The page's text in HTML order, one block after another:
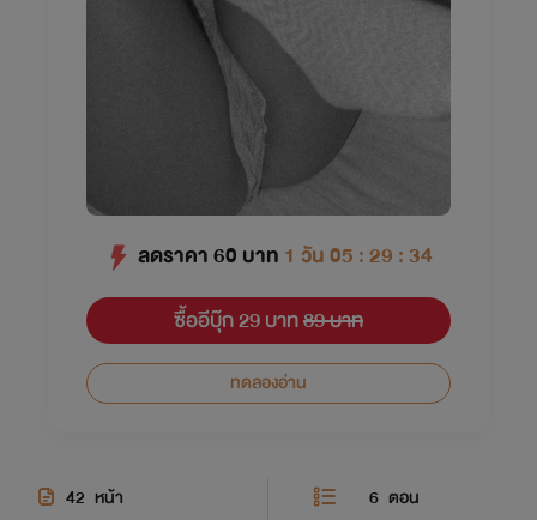
ลดราคา60 บาท 1 วัน 05 : 29 : 34
ซื้ออีบุ๊ก 29 บาท89 บาท
ทดลองอ่าน
42 หน้า 6 ตอน